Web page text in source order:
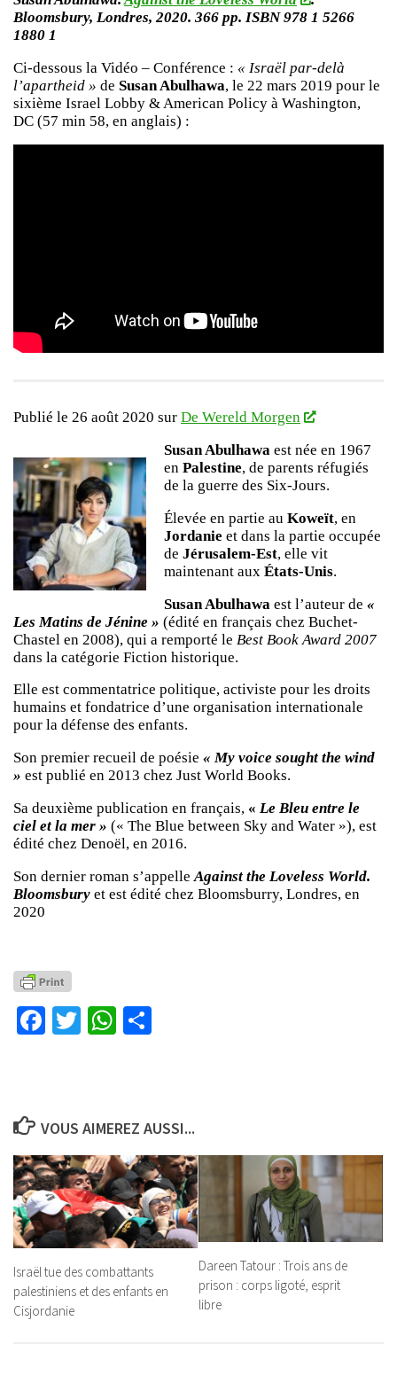
Bloomsbury, Londres, 2020. 366 pp. ISBN 978 1 5266
1880 1
Ci-dessous la Vidéo – Conférence : « Israël par-delà
l’apartheid » de Susan Abulhawa, le 22 mars 2019 pour le
sixième Israel Lobby & American Policy à Washington,
DC (57 min 58, en anglais) :
Publié le 26 août 2020 sur De Wereld Morgen
Susan Abulhawa est née en 1967
en Palestine, de parents réfugiés
de la guerre des Six-Jours.
Élevée en partie au Koweït, en
Jordanie et dans la partie occupée
de Jérusalem-Est, elle vit
maintenant aux États-Unis.
Susan Abulhawa est l’auteur de «
Les Matins de Jénine » (édité en français chez Buchet-
Chastel en 2008), qui a remporté le Best Book Award 2007
dans la catégorie Fiction historique.
Elle est commentatrice politique, activiste pour les droits
humains et fondatrice d’une organisation internationale
pour la défense des enfants.
Son premier recueil de poésie « My voice sought the wind
» est publié en 2013 chez Just World Books.
Sa deuxième publication en français, « Le Bleu entre le
ciel et la mer » (« The Blue between Sky and Water »), est
édité chez Denoël, en 2016.
Son dernier roman s’appelle Against the Loveless World.
Bloomsbury et est édité chez Bloomsburry, Londres, en
2020
Facebook
TwitterWhatsApp
VOUS AIMEREZ AUSSI...
Israël tue des combattants
palestiniens et des enfants en
Cisjordanie
Dareen Tatour : Trois ans de
prison : corps ligoté, esprit
libre